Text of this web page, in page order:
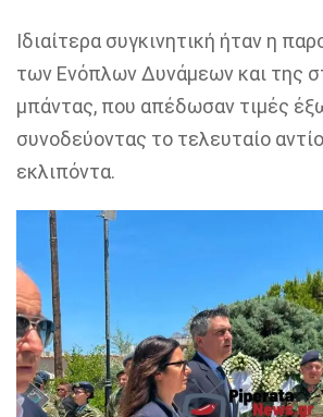
Ιδιαίτερα συγκινητική ήταν η
των Ενόπλων Δυνάμεων και της
μπάντας, που απέδωσαν τιμές
συνοδεύοντας το τελευταίο
εκλιπόντα.